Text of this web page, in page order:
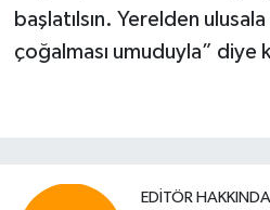
başlatılsın. Yerelden ulusala
çoğalması umuduyla” diye
EDITÖR HAKKINDA